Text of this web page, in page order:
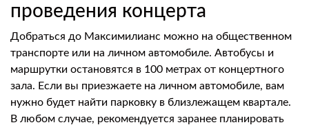
проведения концерта
Добраться до Максимилианс можно на общественном
транспорте или на личном автомобиле. Автобусы и
маршрутки остановятся в 100 метрах от концертного
зала. Если вы приезжаете на личном автомобиле, вам
нужно будет найти парковку в близлежащем квартале.
В любом случае, рекомендуется заранее планировать